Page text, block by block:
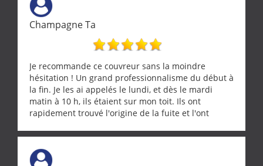
Champagne Ta
Je recommande ce couvreur sans la moindre
hésitation ! Un grand professionnalisme du début à
la fin. Je les ai appelés le lundi, et dès le mardi
matin à 10 h, ils étaient sur mon toit. Ils ont
rapidement trouvé l'origine de la fuite et l'ont
Une équipe sérieuse, réactive et compétente. C'est
vraiment rassurant de pouvoir compter sur des
artisans aussi professionnels. Merci encore !